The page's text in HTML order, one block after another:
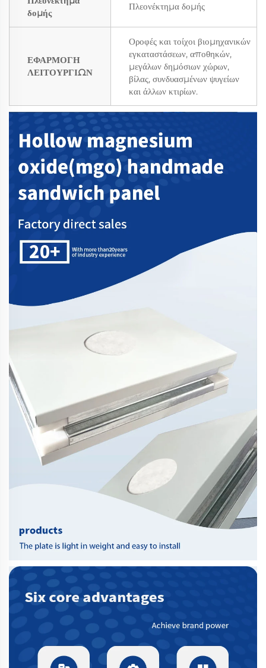
δομής
Πλεονέκτημα δομής
ΕΦΑΡΜΟΓΗ
ΛΕΙΤΟΥΡΓΙΩΝ
Οροφές και τοίχοι βιομηχανικών
εγκαταστάσεων, αποθηκών,
μεγάλων δημόσιων χώρων,
βίλας, συνδυασμένων ψυγείων
και άλλων κτιρίων.